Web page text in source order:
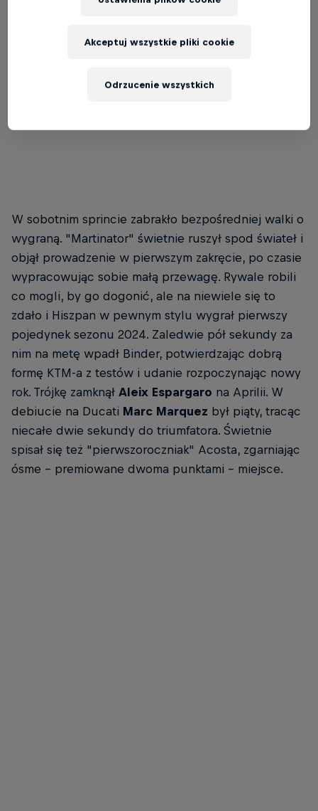
W sobotnim sprincie zabrakło bezpośredniej walki o
wygraną. "Martinator" świetnie ruszył spod świateł i
objął prowadzenie w pierwszym zakręcie, po czasie
wypracowując sobie małą przewagę. Rywale robili
co mogli, by go dogonić, ale na niewiele się to
zdało i Hiszpan w pewnym stylu wygrał pierwszy
pojedynek sezonu 2024. Zaledwie pół sekundy za
nim na metę wpadł Binder, potwierdzając dobrą
formę KTM-a z testów i udanie rozpoczynając nowy
rok. Trójkę zamknął Aleix Espargaro na Aprilii. W
debiucie na Ducati Marc Marquez był piąty, tracąc
niecałe dwie sekundy do triumfatora. Świetnie
spisał się też "pierwszoroczniak" Acosta, zgarniając
ósme – premiowane dwoma punktami – miejsce.
Odrzucenie wszystkich
Akceptuj wszystkie pliki cookie